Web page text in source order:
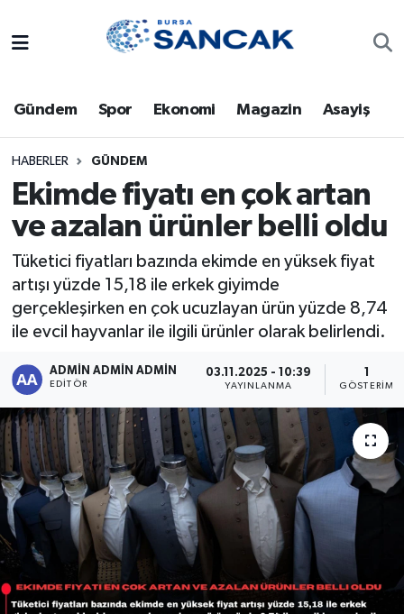
Gündem Spor Ekonomi Magazin Asayiş
HABERLER GÜNDEM
Ekimde fiyatı en çok artan
ve azalan ürünler belli oldu
Tüketici fiyatları bazında ekimde en yüksek fiyat
artışı yüzde 15,18 ile erkek giyimde
gerçekleşirken en çok ucuzlayan ürün yüzde 8,74
ile evcil hayvanlar ile ilgili ürünler olarak belirlendi.
ADMİN ADMİN ADMİN
EDITÖR
03.11.2025 - 10:39
YAYINLANMA GÖSTERIM
Bursa
Dünya
Eğitim
Ekonomi
Genel
Gündem
Magazin
Sağlık
Siyaset
Spor
Türkiye
Trafik Durumu
Süper Lig Puan Durumu ve Fikstür
Tüm Manşetler
Son Dakika Haberleri
Haber Arşivi